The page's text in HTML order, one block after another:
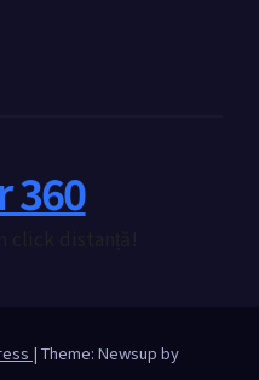
360
| Theme: Newsup by